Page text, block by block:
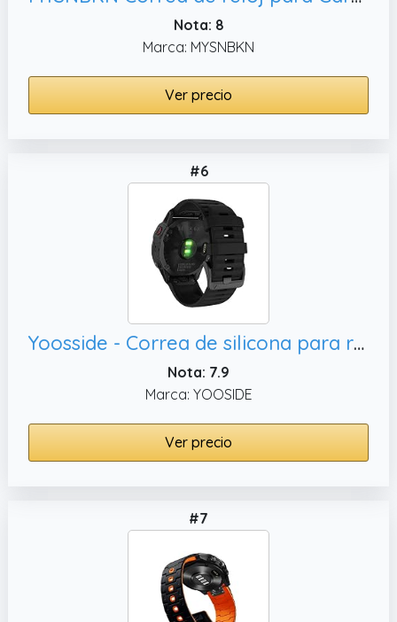
Nota: 8
Marca: MYSNBKN
Ver precio
#6
Yoosside - Correa de silicona para reloj Fenix 6X Pro/Sapphire, Tactix Bravo
Nota: 7.9
Marca: YOOSIDE
Ver precio
#7